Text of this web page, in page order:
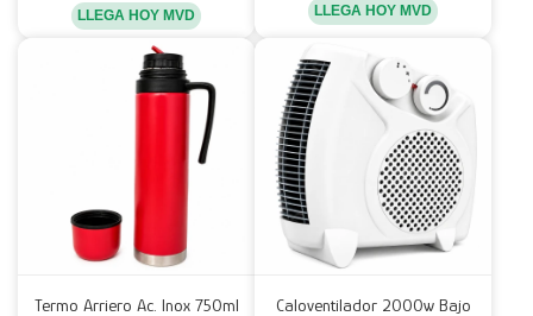
LLEGA HOY MVD LLEGA HOY MVD
Termo Arriero Ac. Inox 750ml
Caloventilador 2000w Bajo